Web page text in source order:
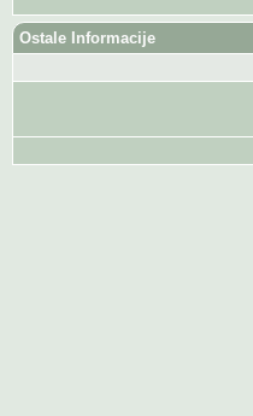
Ostale Informacije